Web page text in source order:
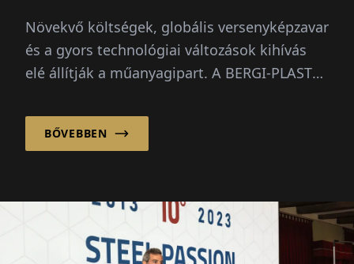
diverzifikáció, előrelépés
Növekvő költségek, globális versenyképzavar
és a gyors technológiai változások kihívás
elé állítják a műanyagipart. A BERGI-PLAST
BŐVEBBEN